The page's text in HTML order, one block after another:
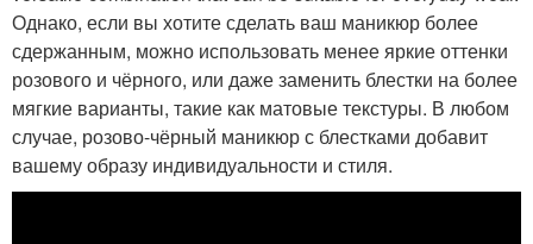
Однако, если вы хотите сделать ваш маникюр более
сдержанным, можно использовать менее яркие оттенки
розового и чёрного, или даже заменить блестки на более
мягкие варианты, такие как матовые текстуры. В любом
случае, розово-чёрный маникюр с блестками добавит
вашему образу индивидуальности и стиля.